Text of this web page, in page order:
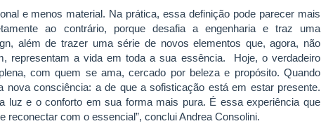
e menos material. Na prática, essa definição pode parecer mais
ao contrário, porque desafia a engenharia e traz uma
além de trazer uma série de novos elementos que, agora, não
representam a vida em toda a sua essência. Hoje, o verdadeiro
com quem se ama, cercado por beleza e propósito. Quando
nova consciência: a de que a sofisticação está em estar presente.
luz e o conforto em sua forma mais pura. É essa experiência que
reconectar com o essencial”, conclui Andrea Consolini.